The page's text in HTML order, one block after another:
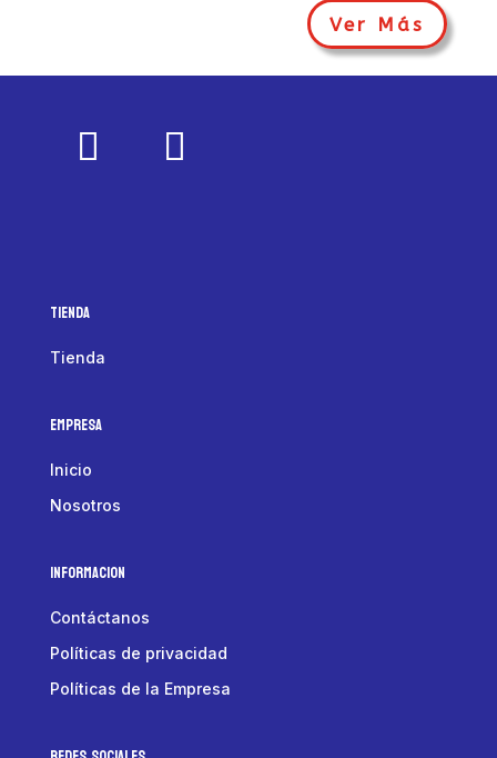
Ver Más
Tienda
Tienda
Empresa
Inicio
Nosotros
Informacion
Contáctanos
Políticas de privacidad
Políticas de la Empresa